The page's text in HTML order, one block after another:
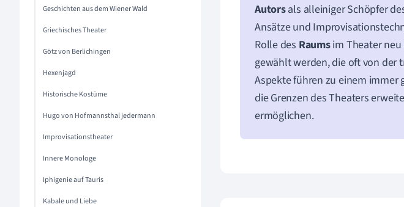
Geschichten aus dem Wiener Wald
Griechisches Theater
Götz von Berlichingen
Hexenjagd
Historische Kostüme
Hugo von Hofmannsthal jedermann
Improvisationstheater
Innere Monologe
Iphigenie auf Tauris
Kabale und Liebe
Autorsals alleiniger Schöpfer
Ansätze und
Rolle des Raumsim Theater
gewählt werden, die oft von der
Aspekte führen zu einem
die Grenzen des Theaters
ermöglichen.